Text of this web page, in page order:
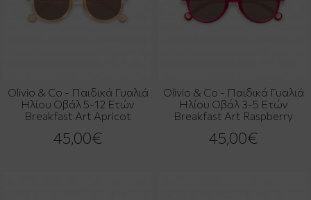
Olivio & Co - Παιδικά Γυαλιά
Ηλίου Οβάλ 5-12 Ετών
Breakfast Art Apricot
45,00€
Olivio & Co - Παιδικά Γυαλιά
Ηλίου Οβάλ 3-5 Ετών
Breakfast Art Raspberry
45,00€